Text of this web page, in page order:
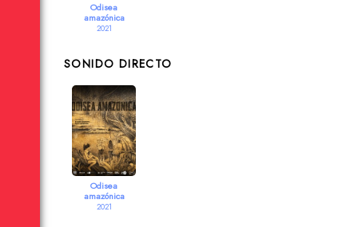
Odisea
amazónica
2021
SONIDO DIRECTO
Odisea
amazónica
2021